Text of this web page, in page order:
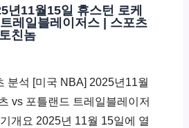
년11월15일 휴스턴 로케
레일블레이저스 | 스포츠
친놈
분석 [미국 NBA] 2025년11월
vs 포틀랜드 트레일블레이저
개요 2025년 11월 15일에 열